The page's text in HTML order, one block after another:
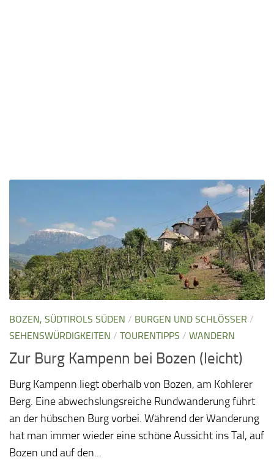
BOZEN, SÜDTIROLS SÜDEN / BURGEN UND SCHLÖSSER /
SEHENSWÜRDIGKEITEN / TOURENTIPPS / WANDERN
Zur Burg Kampenn bei Bozen (leicht)
Burg Kampenn liegt oberhalb von Bozen, am Kohlerer
Berg. Eine abwechslungsreiche Rundwanderung führt
an der hübschen Burg vorbei. Während der Wanderung
hat man immer wieder eine schöne Aussicht ins Tal, auf
Bozen und auf den...